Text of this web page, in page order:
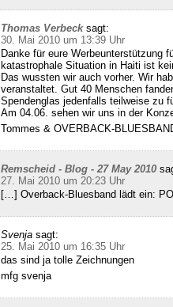
Thomas Verbeck sagt:
30. Mai 2010 um 13:39 Uhr
Danke für eure Werbeunterstützung
katastrophale Situation in Haiti ist
Das wussten wir auch vorher. Wir
veranstaltet. Gut 40 Menschen
Spendenglas jedenfalls teilweise zu
Am 04.06. sehen wir uns in der
Tommes & OVERBACK-
Remscheid - Blog - 27 May 2010
27. Mai 2010 um 20:23 Uhr
[…] Overback-Bluesband lädt ein:
Svenja sagt:
25. Mai 2010 um 16:35 Uhr
das sind ja tolle Zeichnungen
mfg svenja